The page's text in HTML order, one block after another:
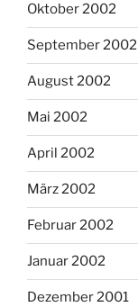
Oktober 2002
September 2002
August 2002
Mai 2002
April 2002
März 2002
Februar 2002
Januar 2002
Dezember 2001